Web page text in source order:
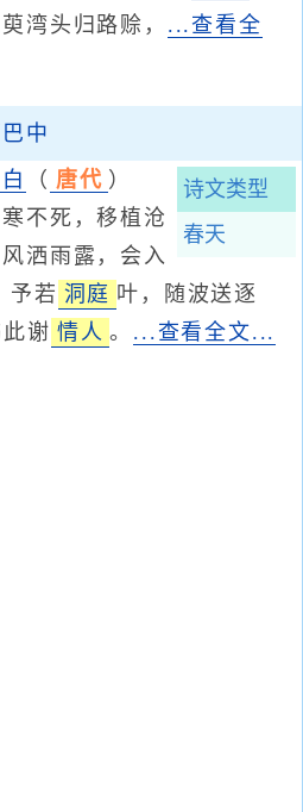
湾头归路赊， ...查看全
中
诗文类型
春天
（ 唐代 ）
死，移植沧
洒雨露，会入
予若 洞庭 叶，随波送逐
谢 情人 。 ...查看全文...